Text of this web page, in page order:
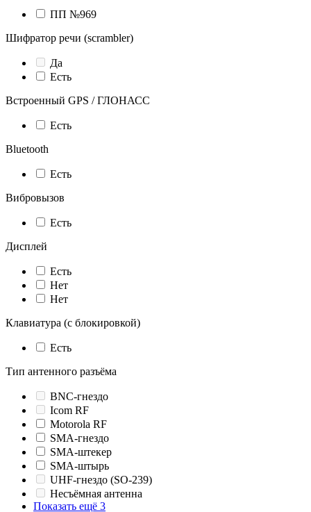
ПП №969
Шифратор речи (scrambler)
Да
Есть
Встроенный GPS / ГЛОНАСС
Есть
Bluetooth
Есть
Вибровызов
Есть
Дисплей
Есть
Нет
Нет
Клавиатура (с блокировкой)
Есть
Тип антенного разъёма
BNC-гнездо
Icom RF
Motorola RF
SMA-гнездо
SMA-штекер
SMA-штырь
UHF-гнездо (SO-239)
Несъёмная антенна
Показать ещё 3